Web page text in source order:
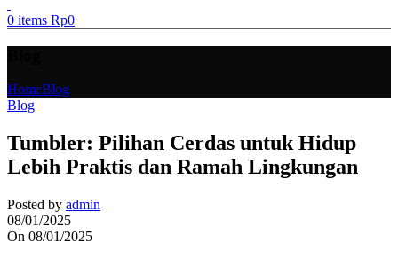
0 items Rp0
HomeBlog
Blog
Tumbler: Pilihan Cerdas untuk Hidup
Lebih Praktis dan Ramah Lingkungan
Posted by admin
08/01/2025
On 08/01/2025